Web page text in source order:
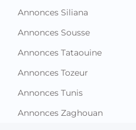
Annonces Siliana
Annonces Sousse
Annonces Tataouine
Annonces Tozeur
Annonces Tunis
Annonces Zaghouan